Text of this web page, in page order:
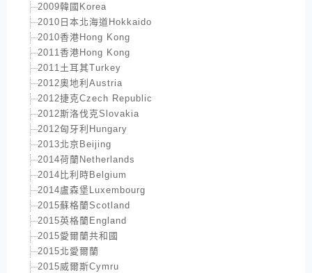
2009韓國Korea
2010日本北海道Hokkaido
2010香港Hong Kong
2011香港Hong Kong
2011土耳其Turkey
2012奧地利Austria
2012捷克Czech Republic
2012斯洛伐克Slovakia
2012匈牙利Hungary
2013北京Beijing
2014荷蘭Netherlands
2014比利時Belgium
2014盧森堡Luxembourg
2015蘇格蘭Scotland
2015英格蘭England
2015愛爾蘭共和國
2015北愛爾蘭
2015威爾斯Cymru